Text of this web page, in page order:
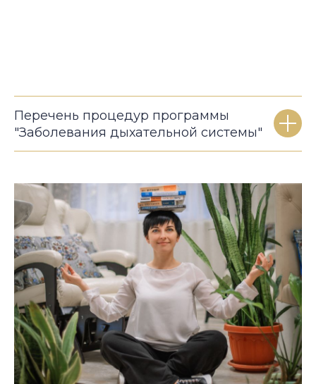
Перечень процедур программы
"Заболевания дыхательной системы"